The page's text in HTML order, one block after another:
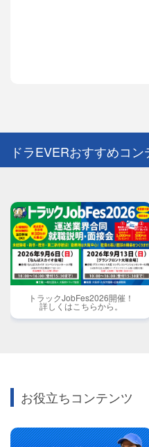
ドラEVERおすすめコン
トラックJobFes2026開催！
詳しくはこちらから。
お役立ちコンテンツ